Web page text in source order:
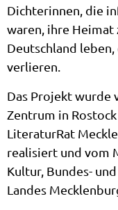
Dichterinnen, die
waren, ihre Heimat
Deutschland
verlieren.
Das Projekt wurde
Zentrum in
LiteraturRat
realisiert und vom
Kultur, Bundes-
Landes